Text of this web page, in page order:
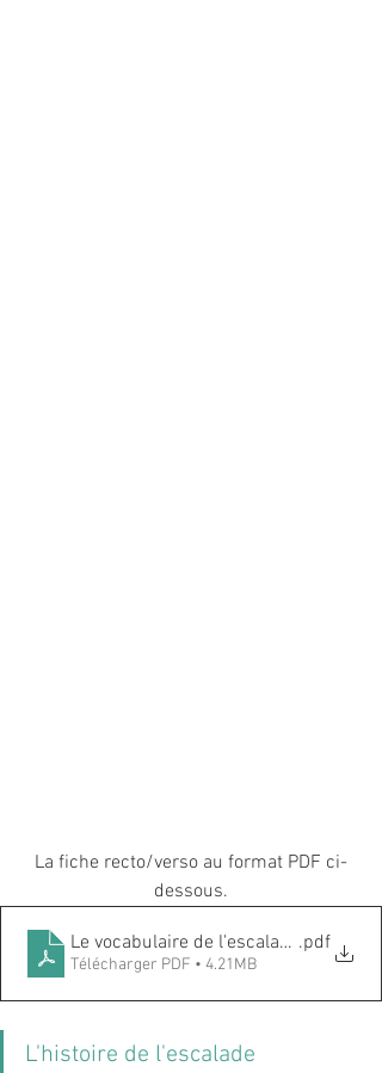
La fiche recto/verso au format PDF ci-
dessous.
Le vocabulaire de l'escalade .pdf
Télécharger PDF • 4.21MB
L'histoire de l'escalade